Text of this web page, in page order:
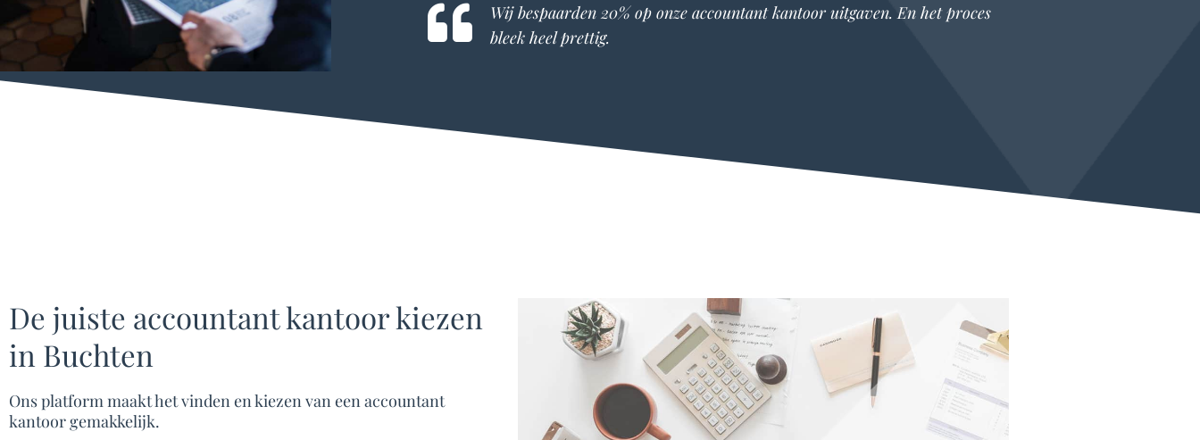
Wij bespaarden 20% op onze accountant kantooruitgaven. En het proces
bleek heel prettig.
De juiste accountant kantoor kiezen
in Buchten
Ons platform maakt het vinden en kiezen van een accountant
kantoor gemakkelijk.